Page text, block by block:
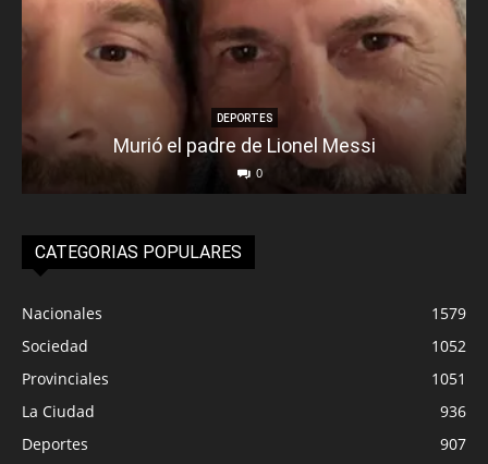
DEPORTES
Murió el padre de Lionel Messi
0
CATEGORIAS POPULARES
Nacionales
1579
Sociedad
1052
Provinciales
1051
La Ciudad
936
Deportes
907